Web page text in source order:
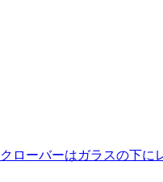
ローバーはガラスの下に